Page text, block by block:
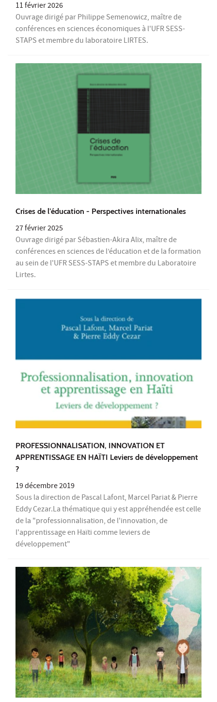
11 février 2026
Ouvrage dirigé par Philippe Semenowicz, maître de
conférences en sciences économiques à l'UFR SESS-
STAPS et membre du laboratoire LIRTES.
Crises de l’éducation - Perspectives internationales
27 février 2025
Ouvrage dirigé par Sébastien-Akira Alix, maître de
conférences en sciences de l’éducation et de la formation
au sein de l'UFR SESS-STAPS et membre du Laboratoire
Lirtes.
PROFESSIONNALISATION, INNOVATION ET
APPRENTISSAGE EN HAÏTI Leviers de développement
?
19 décembre 2019
Sous la direction de Pascal Lafont, Marcel Pariat & Pierre
Eddy Cezar.La thématique qui y est appréhendée est celle
de la "professionnalisation, de l'innovation, de
l'apprentissage en Haïti comme leviers de
développement"